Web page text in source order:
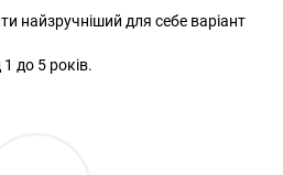
найзручніший для себе варіант
1 до 5 років.